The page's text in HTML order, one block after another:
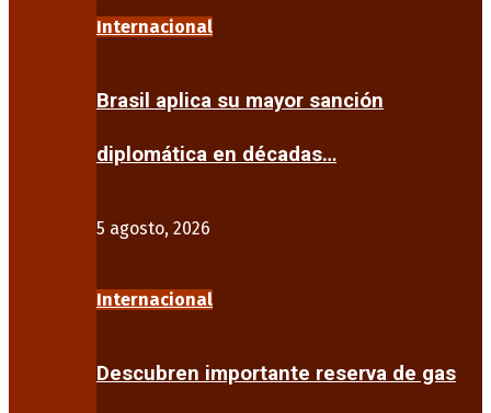
Internacional
Brasil aplica su mayor sanción
diplomática en décadas…
5 agosto, 2026
Internacional
Descubren importante reserva de gas